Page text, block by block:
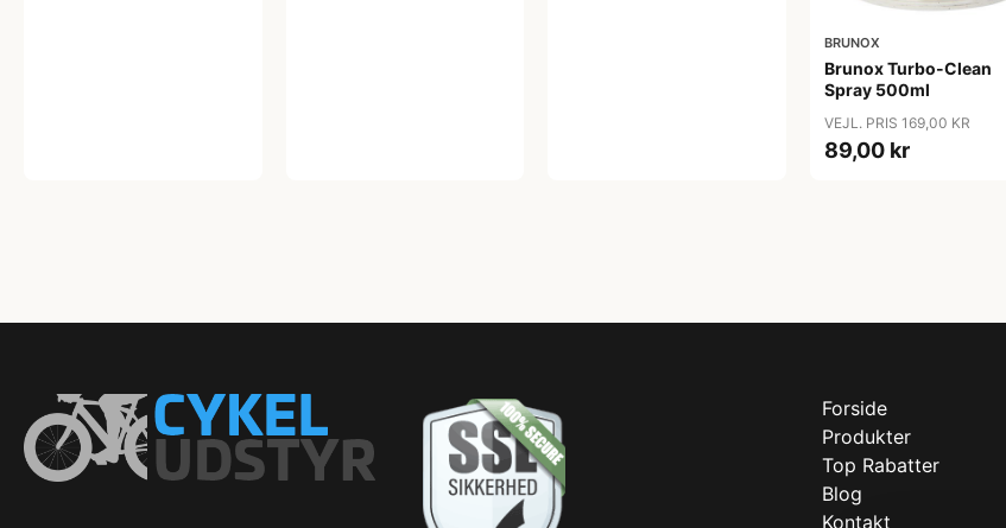
BRUNOX
Brunox Turbo-Clean
Spray 500ml
VEJL. PRIS 169,00 KR
89,00 kr
Forside
Produkter
Top Rabatter
Blog
Kontakt